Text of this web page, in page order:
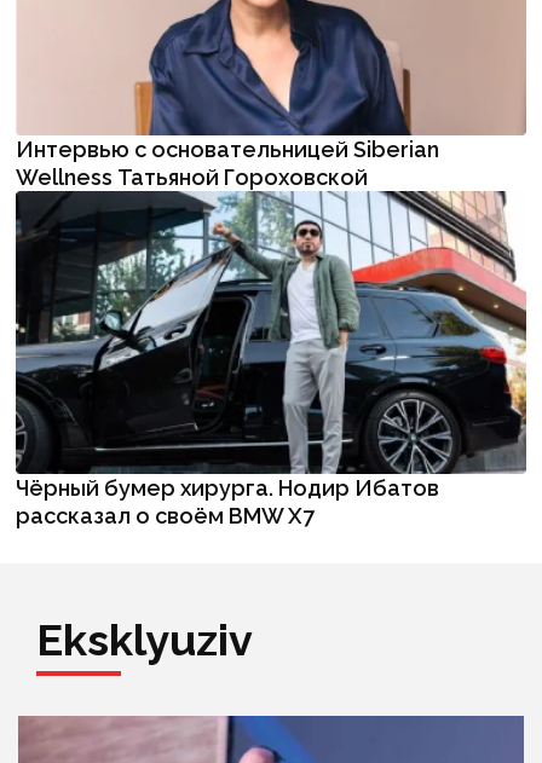
Интервью с основательницей Siberian
Wellness Татьяной Гороховской
Чёрный бумер хирурга. Нодир Ибатов
рассказал о своём BMW X7
Eksklyuziv